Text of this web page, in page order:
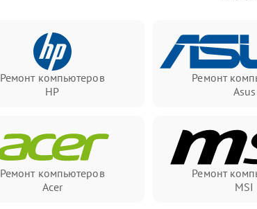
Ремонт компьютеров
HP
Ремонт
Asus
Ремонт компьютеров
Acer
Ремонт
MSI